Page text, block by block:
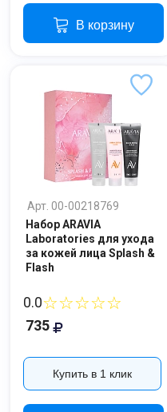
В корзину
Арт. 00-00218769
Набор ARAVIA
Laboratories для ухода
за кожей лица Splash &
Flash
0.0☆☆☆☆☆
735
Купить в 1 клик
Номер телефона